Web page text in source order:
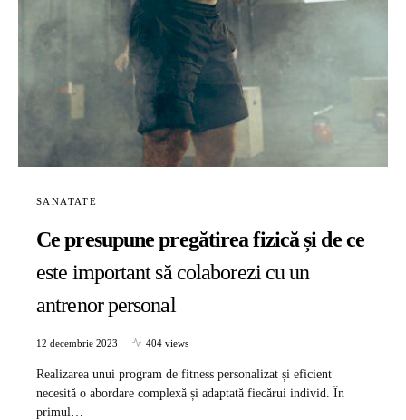
SANATATE
Ce presupune pregătirea fizică și de ce
este important să colaborezi cu un
antrenor personal
12 decembrie 2023 404 views
Realizarea unui program de fitness personalizat și eficient
necesită o abordare complexă și adaptată fiecărui individ. În
primul…